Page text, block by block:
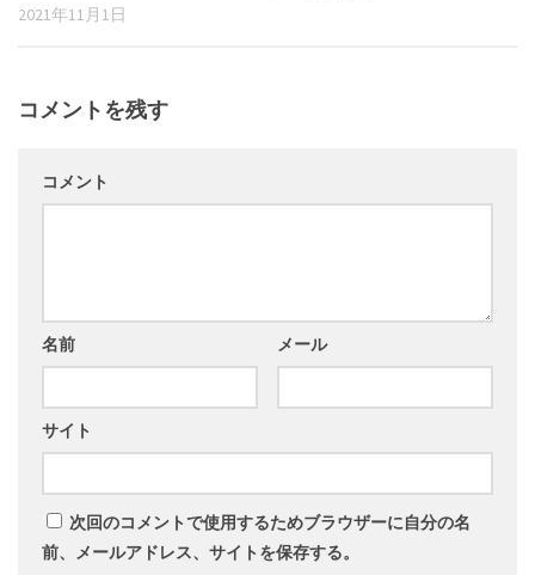
2021年11月1日
コメントを残す
コメント
名前 メール
サイト
次回のコメントで使用するためブラウザーに自分の名
前、メールアドレス、サイトを保存する。